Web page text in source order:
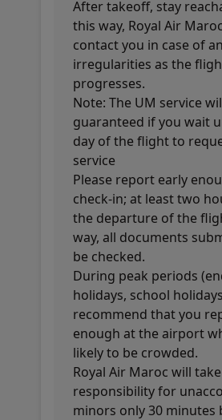
After takeoff, stay
this way, Royal Air
contact you in case of
irregularities as the
progresses.
Note: The UM service
guaranteed if you wait
day of the flight to
service
Please report early
check-in; at least two
the departure of the
way, all documents
be checked.
During peak periods
holidays, school
recommend that you
enough at the airport
likely to be crowded.
Royal Air Maroc will take
responsibility for
minors only 30 minutes